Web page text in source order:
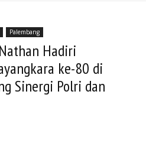
Palembang
Hadiri
ke-80 di
Sinergi Polri dan